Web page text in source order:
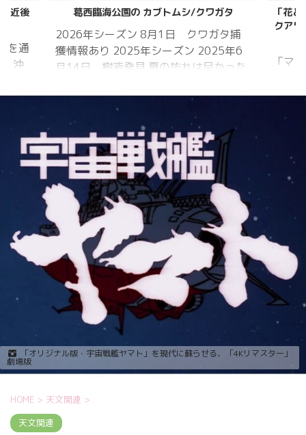
タ
年6
た
て
て
虫ゼ
「花と光のムーブメント 葛西臨海公園マジッ
クアワー いのちがつながる時間」7月31日か
ら
「マジックアワー いのちがつながる時
れから夜明けまで移り変わる空の色彩
をイメージしたライトアップを展開。
ライトアップの点灯時間は18時～20時
30分。 「フォトスポット」（ひまわ
り畑内） 噴水前中央園路の「Fresh
Sun（爽やかな陽）」 葛西臨海水族園入
口前の演出「Deep Sea Night（深海の
夜）」
7月
究・
「オリジナル版・宇宙戦艦ヤマト」を現代に蘇らせる、「4Kリマスター」
劇場版
HOME > 天文関連 >
天文関連